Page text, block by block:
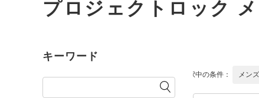
プロジェクトロック
キーワード
選択中の条件： メンズ